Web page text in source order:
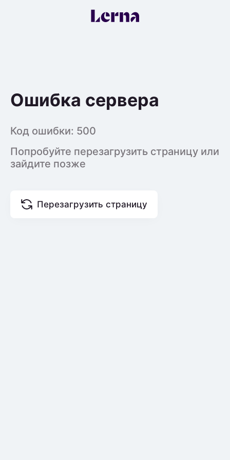
Ошибка сервера
Код ошибки: 500
Попробуйте перезагрузить страницу или
зайдите позже
Перезагрузить страницу